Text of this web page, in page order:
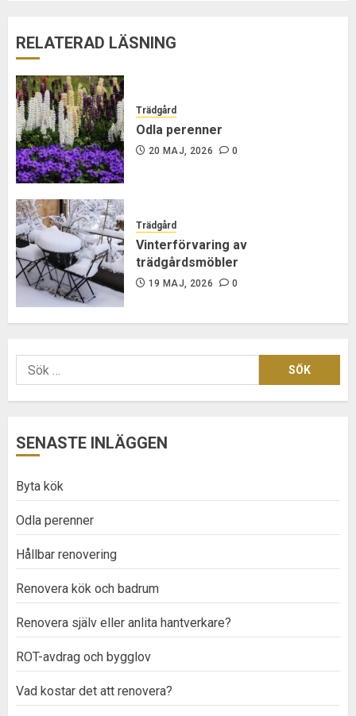
RELATERAD LÄSNING
Trädgård
Odla perenner
20 MAJ, 2026 0
Trädgård
Vinterförvaring av
trädgårdsmöbler
19 MAJ, 2026 0
Sök
efter:
SENASTE INLÄGGEN
Byta kök
Odla perenner
Hållbar renovering
Renovera kök och badrum
Renovera själv eller anlita hantverkare?
ROT-avdrag och bygglov
Vad kostar det att renovera?